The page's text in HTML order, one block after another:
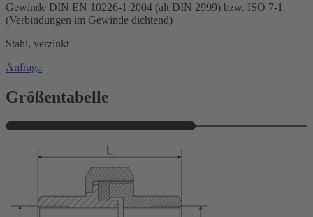
Gewinde DIN EN 10226-1:2004 (alt DIN 2999) bzw. ISO 7-1
(Verbindungen im Gewinde dichtend)
Stahl, verzinkt
Anfrage
Größentabelle